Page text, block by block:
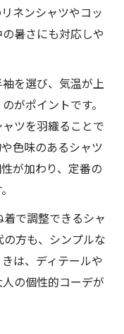
合う重ね着例
ツ羽織りで解決
アレンジ術
ドコーデ
なレイヤード術
切るシャツ活用
代も安心の工夫
せるコーデ術
ネンシャツやコッ
暑さにも対応しや
を選び、気温が上
がポイントです。
ツを羽織ることで
色味のあるシャツ
が加わり、定番の
で調整できるシャ
方も、シンプルな
は、ディテールや
の個性的コーデが